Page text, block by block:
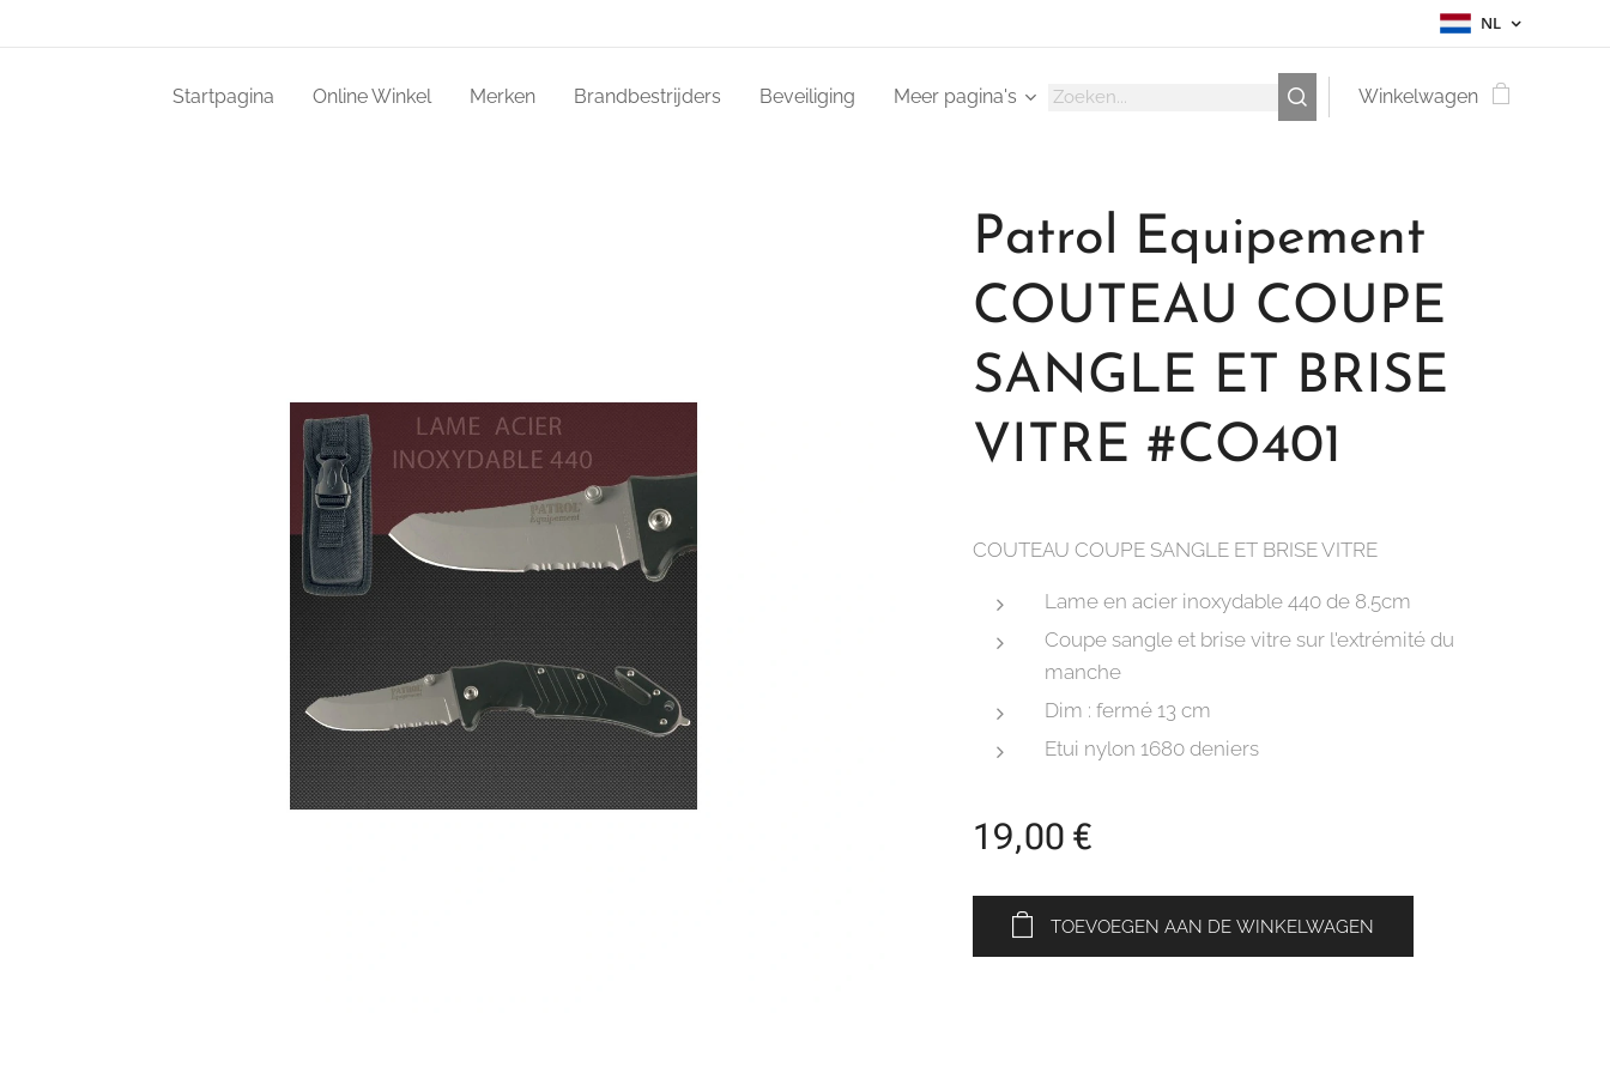
NL
Startpagina Online Winkel Merken Brandbestrijders Beveiliging Meer pagina's Winkelwagen
Patrol Equipement
COUTEAU COUPE
SANGLE ET BRISE
VITRE #CO401
COUTEAU COUPE SANGLE ET BRISE VITRE
Lame en acier inoxydable 440 de 8.5cm
Coupe sangle et brise vitre sur l'extrémité du
manche
Dim : fermé 13 cm
Etui nylon 1680 deniers
19,00 €
TOEVOEGEN AAN DE WINKELWAGEN